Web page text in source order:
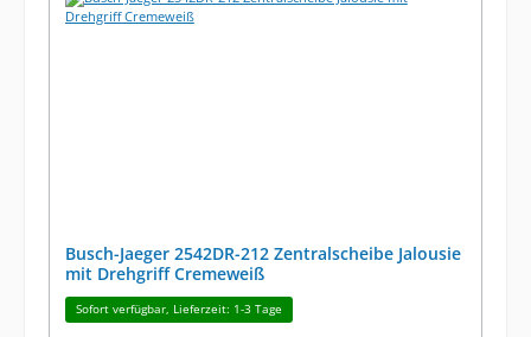
Busch-Jaeger 2542DR-212 Zentralscheibe Jalousie
mit Drehgriff Cremeweiß
Sofort verfügbar, Lieferzeit: 1-3 Tage